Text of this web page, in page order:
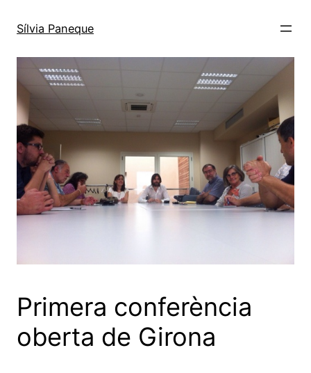
Sílvia Paneque
Primera conferència
oberta de Girona